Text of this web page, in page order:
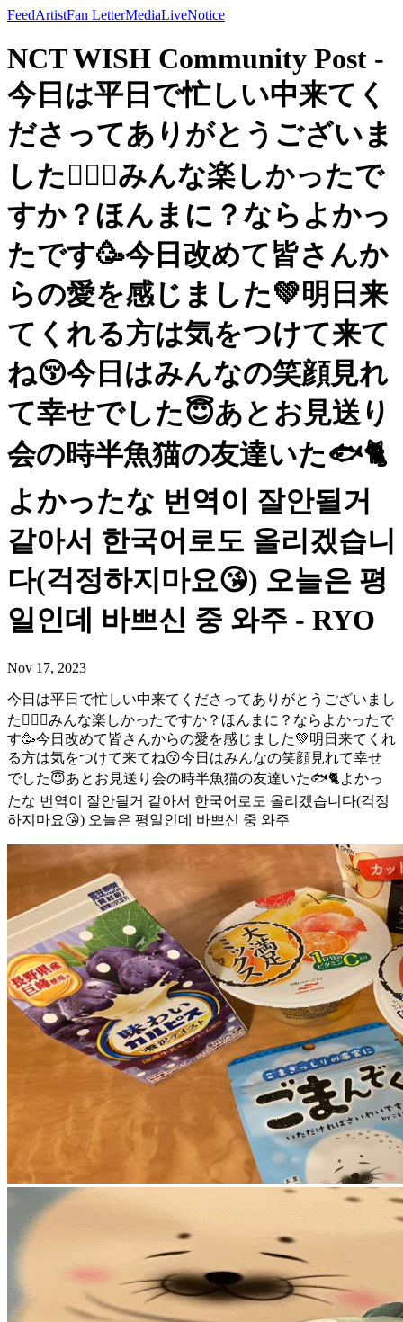
FeedArtistFan LetterMediaLiveNotice
NCT WISH Community Post -
今日は平日で忙しい中来てく
ださってありがとうございま
した🙇🏻‍♂️みんな楽しかったで
すか？ほんまに？ならよかっ
たです🥳今日改めて皆さんか
らの愛を感じました💚明日来
てくれる方は気をつけて来て
ね😚今日はみんなの笑顔見れ
て幸せでした😇あとお見送り
会の時半魚猫の友達いた🐟🐈
よかったな 번역이 잘안될거
같아서 한국어로도 올리겠습니
다(걱정하지마요😘) 오늘은 평
일인데 바쁘신 중 와주 - RYO
Nov 17, 2023
今日は平日で忙しい中来てくださってありがとうございまし
た🙇🏻‍♂️みんな楽しかったですか？ほんまに？ならよかったで
す🥳今日改めて皆さんからの愛を感じました💚明日来てくれ
る方は気をつけて来てね😚今日はみんなの笑顔見れて幸せ
でした😇あとお見送り会の時半魚猫の友達いた🐟🐈よかっ
たな 번역이 잘안될거 같아서 한국어로도 올리겠습니다(걱정
하지마요😘) 오늘은 평일인데 바쁘신 중 와주